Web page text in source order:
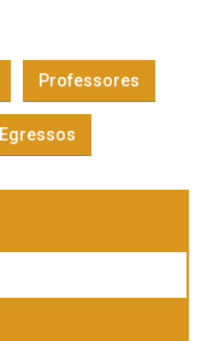
Professores
Egressos